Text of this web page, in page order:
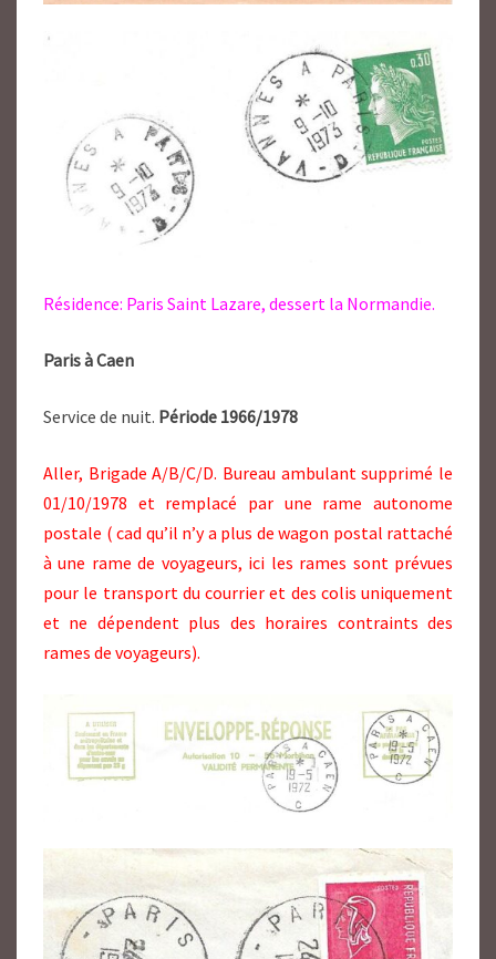
Résidence: Paris Saint Lazare, dessert la Normandie.
Paris à Caen
Service de nuit. Période 1966/1978
Aller, Brigade A/B/C/D. Bureau ambulant supprimé le
01/10/1978 et remplacé par une rame autonome
postale ( cad qu’il n’y a plus de wagon postal rattaché
à une rame de voyageurs, ici les rames sont prévues
pour le transport du courrier et des colis uniquement
et ne dépendent plus des horaires contraints des
rames de voyageurs).